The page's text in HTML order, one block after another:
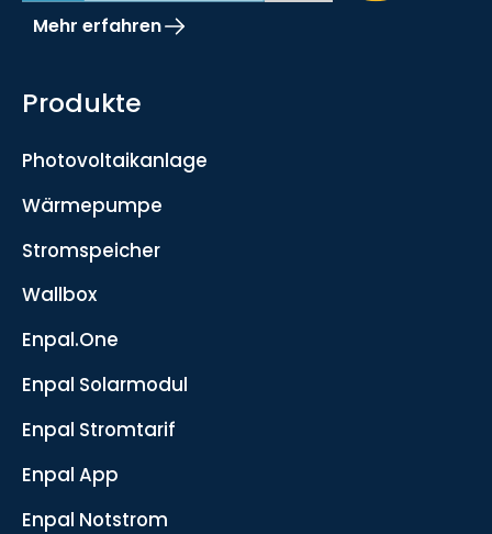
Mehr erfahren
Produkte
Photovoltaikanlage
Wärmepumpe
Stromspeicher
Wallbox
Enpal.One
Enpal Solarmodul
Enpal Stromtarif
Enpal App
Enpal Notstrom